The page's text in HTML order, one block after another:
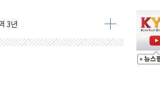
플러스 담아달라" 호소
직개편 신호탄